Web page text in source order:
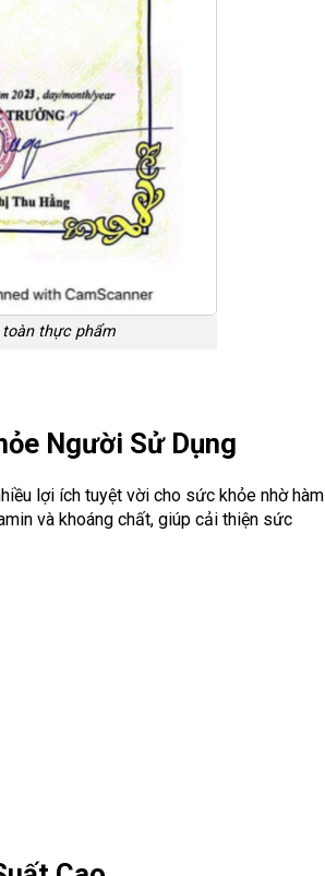
toàn thực phẩm
Người Sử Dụng
lợi ích tuyệt vời cho sức khỏe nhờ hàm
và khoáng chất, giúp cải thiện sức